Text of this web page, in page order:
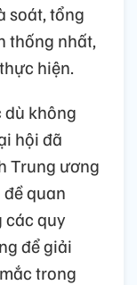
soát, tổng
thống nhất,
hiện.
dù không
hội đã
Trung ương
quan
các quy
để giải
trong